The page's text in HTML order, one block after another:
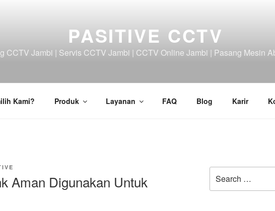
PASITIVE CCTV
CCTV Jambi | Servis CCTV Jambi | CCTV Online Jambi | Pasang Mesin
Kami? Produk Layanan FAQ Blog Karir
Aman Digunakan Untuk
for: